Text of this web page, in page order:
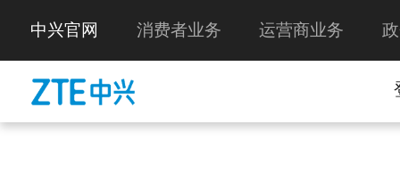
中兴官网 消费者业务 运营商业务